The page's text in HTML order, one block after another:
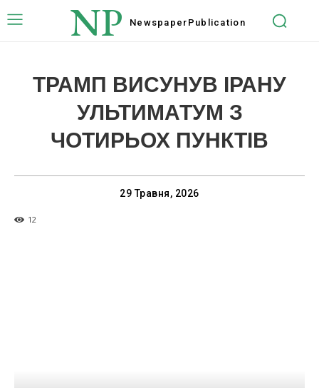
NP Newspaper Publication
ТРАМП ВИСУНУВ ІРАНУ
УЛЬТИМАТУМ З
ЧОТИРЬОХ ПУНКТІВ
29 Травня, 2026
12